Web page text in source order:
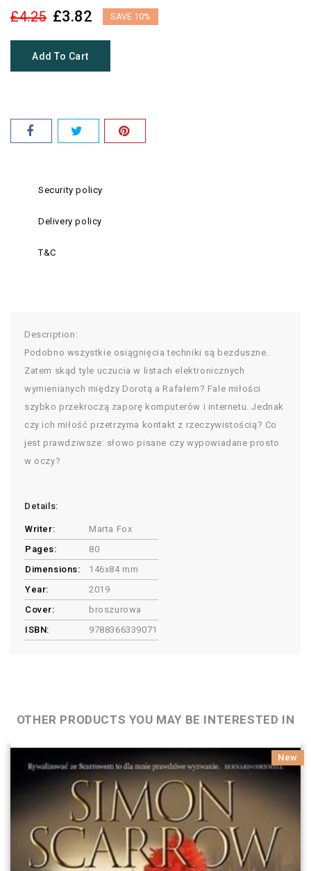
£4.25 £3.82 SAVE 10%
Add To Cart
Security policy
Delivery policy
T&C
Description:
Podobno wszystkie osiągnięcia techniki są bezduszne.
Zatem skąd tyle uczucia w listach elektronicznych
wymienianych między Dorotą a Rafałem? Fale miłości
szybko przekroczą zaporę komputerów i internetu. Jednak
czy ich miłość przetrzyma kontakt z rzeczywistością? Co
jest prawdziwsze: słowo pisane czy wypowiadane prosto
w oczy?
Details:
Writer:
Marta Fox
Pages:
80
Dimensions:
146x84 mm
Year:
2019
Cover:
broszurowa
ISBN:
9788366339071
OTHER PRODUCTS YOU MAY BE INTERESTED IN
New